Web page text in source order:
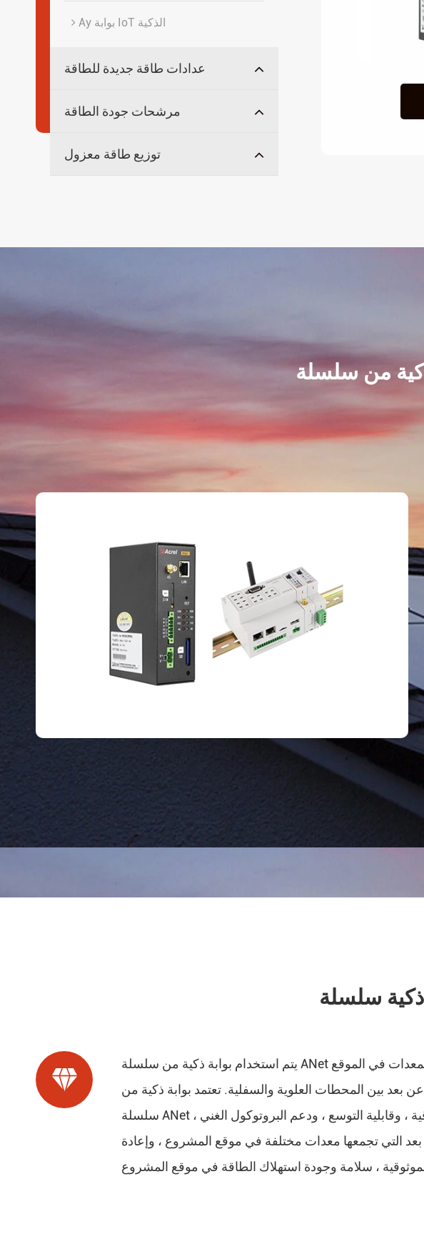
Ay بوابة IoT الذكية
عدادات طاقة جديدة للطاقة
مرشحات جودة الطاقة
توزيع طاقة معزول

يتم استخدام بوابة ذكية من سلسلة ANet على نطاق واسع في نظام الطاقة. يمكنه إدارة العدادات الذكية وأجهزة الاستشعار وغيرها من المعدات في الموقع
بعد بين المحطات العلوية والسفلية. تعتمد بوابة ذكية من
سلسلة ANet على منصة الذراع وتعتمد نظام تشغيل مضمن ، والذي يتميز بخصائص مثل الوقت الفعلي ، والموثوقية ، وقابلية التوسع ، ودعم البروتوكول الغني ،
التي تجمعها معدات مختلفة في موقع المشروع ، وإعادة